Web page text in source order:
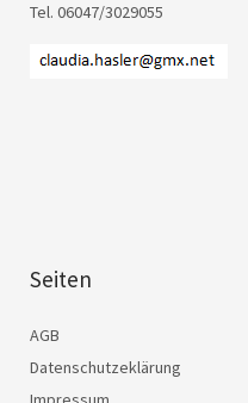
Tel. 06047/3029055
Seiten
AGB
Datenschutzeklärung